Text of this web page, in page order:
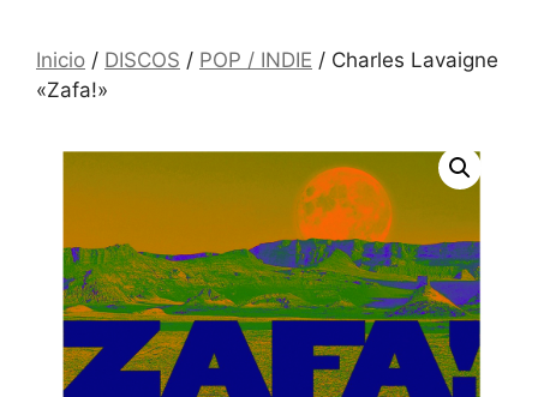
Inicio / DISCOS / POP / INDIE / Charles Lavaigne
«Zafa!»